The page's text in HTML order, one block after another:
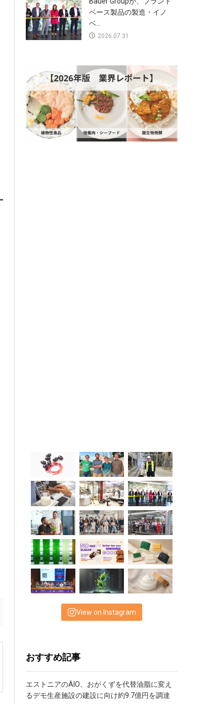
ベース製品の製造・イノ
ベ...
2026.07.31
View on Instagram
おすすめ記事
エストニアのÄIO、おがくずを代替油脂に変え
るデモ生産施設の建設に向け約9.7億円を調達